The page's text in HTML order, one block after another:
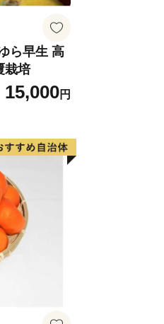
ら早生 高
栽培
15,000円